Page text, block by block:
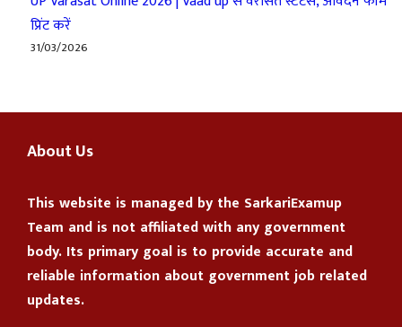
प्रिंट करें
31/03/2026
About Us
This website is managed by the SarkariExamup
Team and is not affiliated with any government
body. Its primary goal is to provide accurate and
reliable information about government job related
updates.